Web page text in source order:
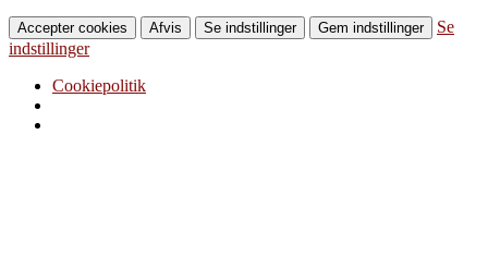
Accepter cookies Afvis Se indstillinger Gem indstillinger
Se
indstillinger
Cookiepolitik